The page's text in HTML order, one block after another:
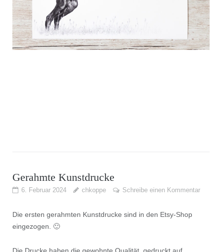
Gerahmte Kunstdrucke
6. Februar 2024 chkoppe Schreibe einen Kommentar
Die ersten gerahmten Kunstdrucke sind in den Etsy-Shop
eingezogen. 🙂
Die Drucke haben die gewohnte Qualität, gedruckt auf